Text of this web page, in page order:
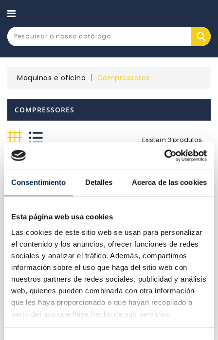
Consentimiento Detalles Acerca de las cookies
Esta página web usa cookies
Las cookies de este sitio web se usan para personalizar
el contenido y los anuncios, ofrecer funciones de redes
sociales y analizar el tráfico. Además, compartimos
información sobre el uso que haga del sitio web con
nuestros partners de redes sociales, publicidad y análisis
web, quienes pueden combinarla con otra información
que les haya proporcionado o que hayan recopilado a
partir del uso que haya hecho de sus servicios.
CATEGORY
Maquinas e oficina Compressores
COMPRESSORES
Existem 3 produtos.
Relevância 
Compressor De Ar 200 Litros 2,2 KW
0/1.100.022
712,86 € Preço
10/1.110.047
1 493,00 €Preço